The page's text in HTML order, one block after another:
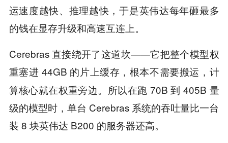
运速度越快、推理越快，于是英伟达每年砸最多
的钱在显存升级和高速互连上。
Cerebras 直接绕开了这道坎——它把整个模型权
重塞进 44GB 的片上缓存， 根本不需要搬运 ，计
算核心就在权重旁边。所以在跑 70B 到 405B 量
级的模型时，单台 Cerebras 系统的吞吐量比一台
装 8 块英伟达 B200 的服务器还高。